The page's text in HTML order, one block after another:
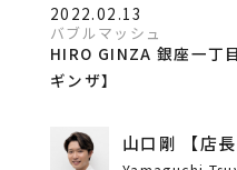
2022.02.13
バブルマッシュ
HIRO GINZA 銀座一丁
ギンザ】
山口剛 【店長